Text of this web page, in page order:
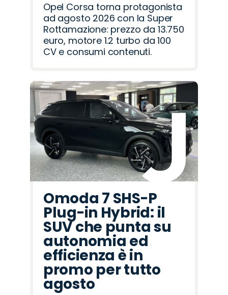
Opel Corsa torna protagonista
ad agosto 2026 con la Super
Rottamazione: prezzo da 13.750
euro, motore 1.2 turbo da 100
CV e consumi contenuti.
Omoda 7 SHS-P
Plug-in Hybrid: il
SUV che punta su
autonomia ed
efficienza è in
promo per tutto
agosto